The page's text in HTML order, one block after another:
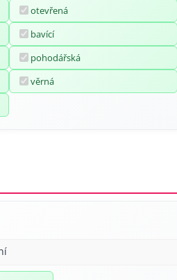
otevřená
bavící
pohodářská
věrná